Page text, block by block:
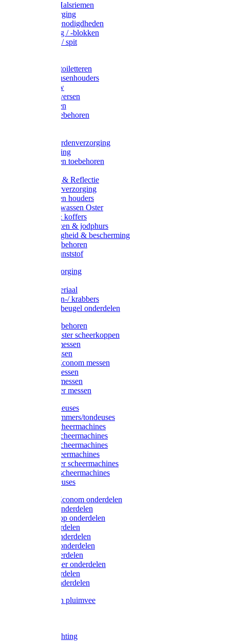
Halsters / Halsriemen
Hoefverzorging
Lammer benodigdheden
Ramdektuig / -blokken
Vastzetpen / spit
Poetsen & toiletteren
Zadel-/Trensenhouders
Halstertouw
Halsters diversen
Hoofdstellen
Zadel & toebehoren
Rapide paardenverzorging
Ruiter kleding
Hoofdstellen toebehoren
Verlichting & Reflectie
Rapide leerverzorging
Likstenen en houders
Poetsen & wassen Oster
Poetssets & koffers
Ruiter laarzen & jodphurs
Ruiter veiligheid & bescherming
Ruiter - toebehoren
Voerbak kunststof
Klauwverzorging
Injectiemateriaal
Hoefmessen-/ krabbers
Hoefbekapbeugel onderdelen
Messen toebehoren
Moser & Oster scheerkoppen
Hauptner messen
Liscop messen
Aesculap/Econom messen
Heiniger messen
Constanta messen
FarmClipper messen
Moser tondeuses
Overige trimmers/tondeuses
Heiniger scheermachines
Hauptner scheermachines
Aesculap scheermachines
Liscop scheermachines
FarmClipper scheermachines
Constanta scheermachines
Wahl tondeuses
Aesculap/Econom onderdelen
Hauptner onderdelen
Lister/Liscop onderdelen
Eider onderdelen
Heiniger onderdelen
Constanta onderdelen
Moser onderdelen
Farm Clipper onderdelen
Oster onderdelen
TailWell onderdelen
Voerbakken pluimvee
LED verlichting